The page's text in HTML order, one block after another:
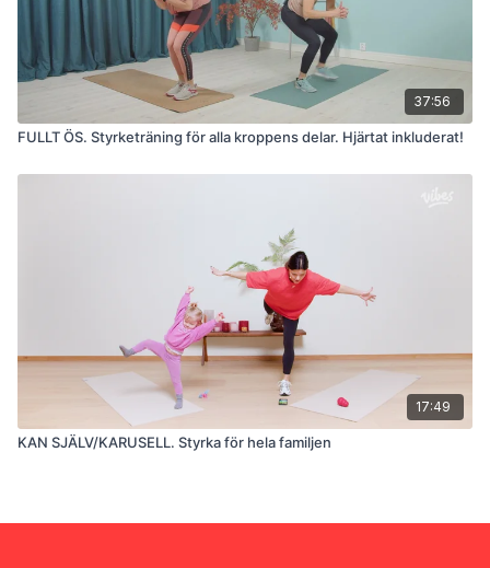
37:56
FULLT ÖS. Styrketräning för alla kroppens delar. Hjärtat inkluderat!
17:49
KAN SJÄLV/KARUSELL. Styrka för hela familjen